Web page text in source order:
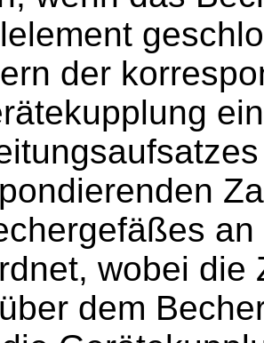
der
wobei die
dem